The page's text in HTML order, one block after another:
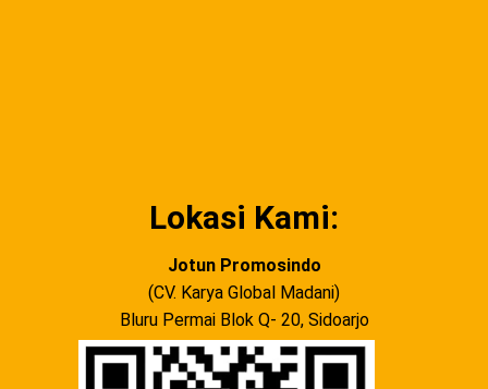
Lokasi Kami:
Jotun Promosindo
(CV. Karya Global Madani)
Bluru Permai Blok Q- 20, Sidoarjo